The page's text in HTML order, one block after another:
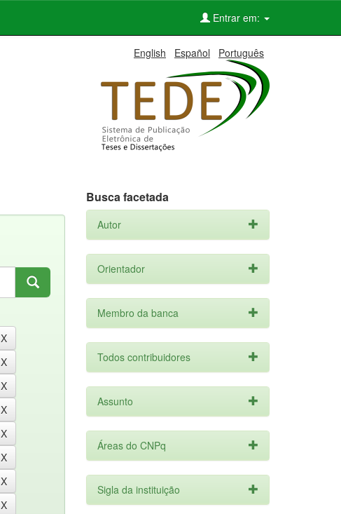
Entrar em:
English Español Português
Busca facetada
Autor
Orientador
Membro da banca
Todos contribuidores
Assunto
Áreas do CNPq
Sigla da instituição